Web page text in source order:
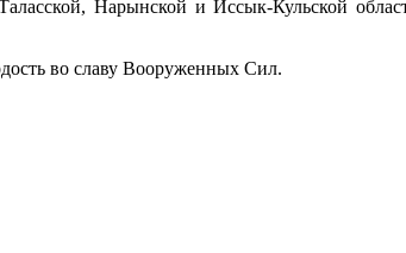
Нарынской и Иссык-Кульской
во славу Вооруженных Сил.